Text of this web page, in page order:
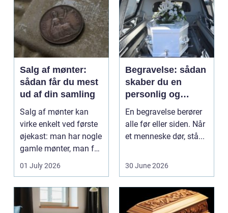
Salg af mønter:
sådan får du mest
ud af din samling
Salg af mønter kan
virke enkelt ved første
øjekast: man har nogle
gamle mønter, man får
dem vurderet...
01 July 2026
Begravelse: sådan
skaber du en
personlig og
respektfuld afsked
En begravelse berører
alle før eller siden. Når
et menneske dør, stå...
30 June 2026